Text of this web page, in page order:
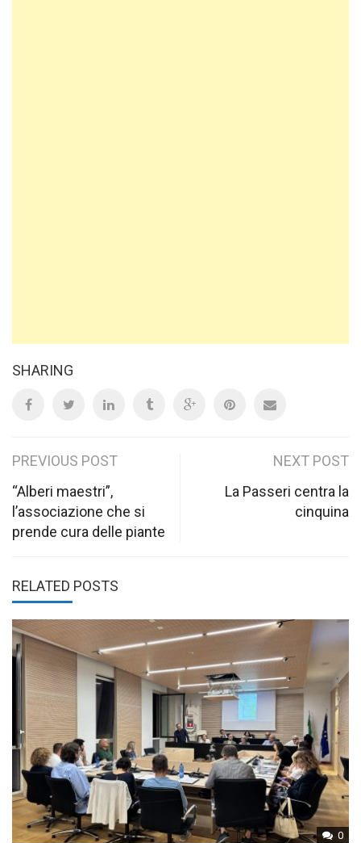
SHARING
Post
navigation
PREVIOUS POST
“Alberi maestri”,
l’associazione che si
prende cura delle piante
NEXT POST
La Passeri centra la
cinquina
RELATED POSTS
0